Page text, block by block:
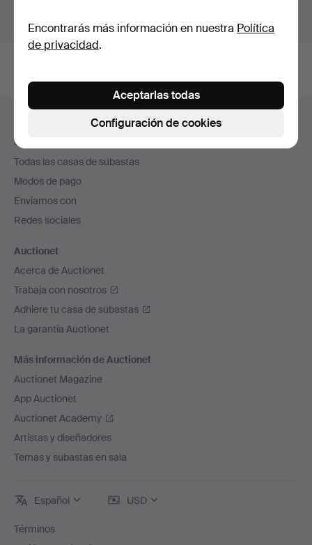
Navegación
el
pie
de
página
Ayuda y contacto
Contacta con el servicio de atención al cliente
Todas las casas de subastas
Modos de pago
Enviamos con
Redes sociales
Auctionet
Acerca de Auctionet
Trabaja con nosotros
Adhiere tu casa de subastas
La garantía Auctionet
Más información de Auctionet
Auctionet Magazine
App Auctionet
Auctionet Academy
Artistas y diseñadores
Temas y subastas en sala
Español USD
Términos
Encontrarás más información en nuestra Política
de privacidad.
Configuración de cookies
Aceptarlas todas